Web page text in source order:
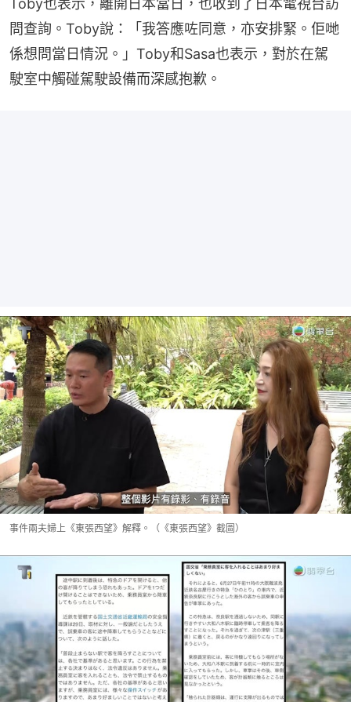
Toby也表示，離開日本當日，也收到了日本電視台訪
問查詢。Toby說：「我答應咗同意，亦安排緊。佢哋
係想問當日情況。」Toby和Sasa也表示，對於在駕
駛室中觸碰駕駛設備而深感抱歉。
事件兩夫婦上《東張西望》解釋。（《東張西望》截圖）